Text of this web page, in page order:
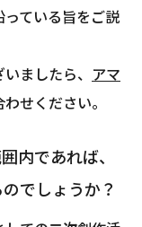
ている旨をご説
ましたら、 アマ
せください。
内であれば、
でしょうか？